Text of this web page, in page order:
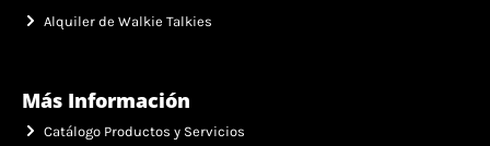
Alquiler de Walkie Talkies
Más Información
Catálogo Productos y Servicios